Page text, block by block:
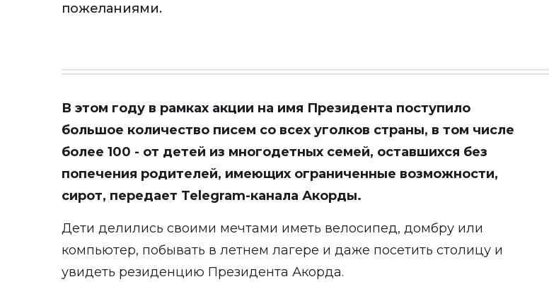
пожеланиями.
В этом году в рамках акции на имя Президента поступило
большое количество писем со всех уголков страны, в том числе
более 100 - от детей из многодетных семей, оставшихся без
попечения родителей, имеющих ограниченные возможности,
сирот, передает Telegram-канала Акорды.
Дети делились своими мечтами иметь велосипед, домбру или
компьютер, побывать в летнем лагере и даже посетить столицу и
увидеть резиденцию Президента Акорда.